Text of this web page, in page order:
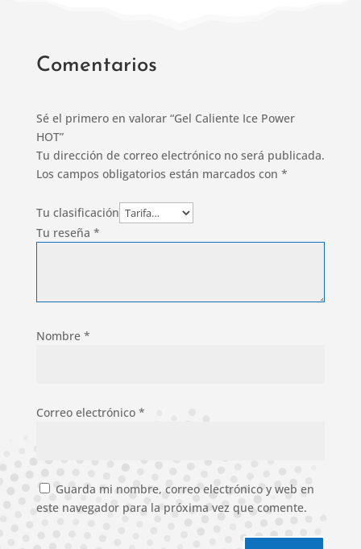
Comentarios
Sé el primero en valorar “Gel Caliente Ice Power
HOT”
Tu dirección de correo electrónico no será publicada.
Los campos obligatorios están marcados con *
Tu clasificación
Tu reseña *
Nombre *
Correo electrónico *
Guarda mi nombre, correo electrónico y web en
este navegador para la próxima vez que comente.